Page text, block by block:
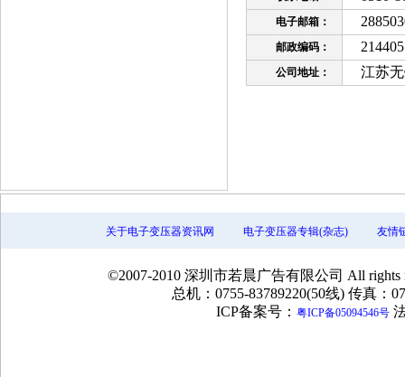
电子邮箱：
邮政编码： 214405
公司地址： 江苏
关于电子变压器资讯网 电子变压器专辑(杂志) 友情
©2007-2010 深圳市若晨广告有限公司 All
总机：0755-83789220(50线) 传真：
ICP备案号： 粤ICP备05094546号